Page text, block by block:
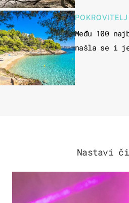
Među 100
našla se i
Nastavi
KULTURA & ZABAVA